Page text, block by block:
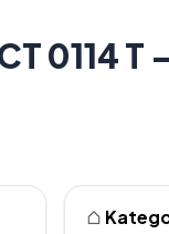
0114 T